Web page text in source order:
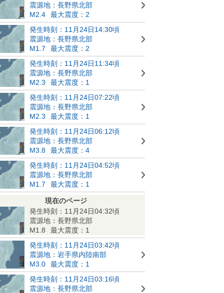
震源地：長野県北部
M2.4
最大震度：2
発生時刻：11月24日14:30頃
震源地：長野県北部
M1.7
最大震度：2
発生時刻：11月24日11:34頃
震源地：長野県北部
M2.3
最大震度：1
発生時刻：11月24日07:22頃
震源地：長野県北部
M2.3
最大震度：1
発生時刻：11月24日06:12頃
震源地：長野県北部
M3.8
最大震度：4
発生時刻：11月24日04:52頃
震源地：長野県北部
M1.7
最大震度：1
現在のページ
発生時刻：11月24日04:32頃
震源地：長野県北部
M1.8
最大震度：1
発生時刻：11月24日03:42頃
震源地：岩手県内陸南部
M3.0
最大震度：1
発生時刻：11月24日03:16頃
震源地：長野県北部